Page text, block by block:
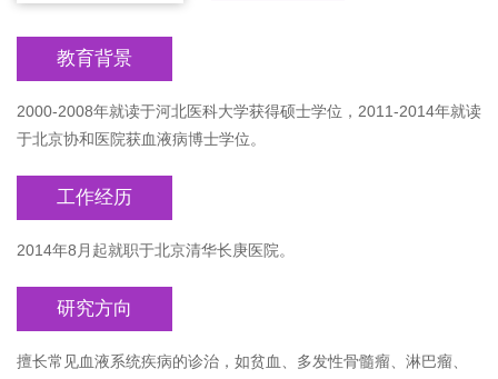
教育背景
2000-2008年就读于河北医科大学获得硕士学位，2011-2014年就读
于北京协和医院获血液病博士学位。
工作经历
2014年8月起就职于北京清华长庚医院。
研究方向
擅长常见血液系统疾病的诊治，如贫血、多发性骨髓瘤、淋巴瘤、